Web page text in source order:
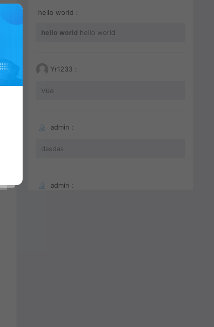
hello world：
hello world hello world
Yr1233：
Vue
admin：
dasdas
admin：